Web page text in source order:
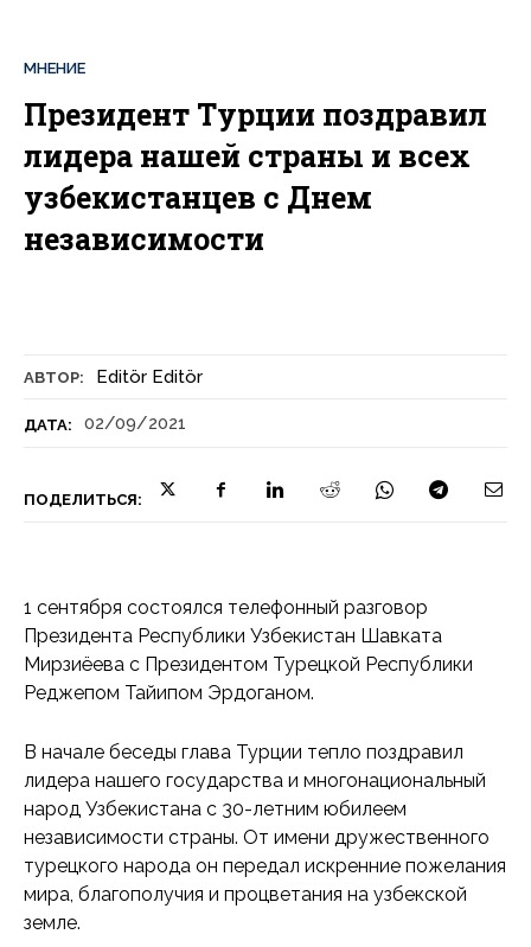
АВТОР: Editör Editör
ДАТА: 02/09/2021
ПОДЕЛИТЬСЯ:
МНЕНИЕ
Президент Турции поздравил
лидера нашей страны и всех
узбекистанцев с Днем
независимости
1 сентября состоялся телефонный разговор
Президента Республики Узбекистан Шавката
Мирзиёева с Президентом Турецкой Республики
Реджепом Тайипом Эрдоганом.
В начале беседы глава Турции тепло поздравил
лидера нашего государства и многонациональный
народ Узбекистана с 30-летним юбилеем
независимости страны. От имени дружественного
турецкого народа он передал искренние пожелания
мира, благополучия и процветания на узбекской
земле.